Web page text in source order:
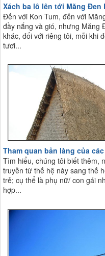
Xách ba lô lên tới Măng Đen
Đến với Kon Tum, đến với
đầy nắng và gió, nhưng Măng
khác, đối với riêng tôi, mỗi khi
tươi...
Tham quan bản làng của
Tìm hiểu, chúng tôi biết thêm,
truyền từ thế hệ này sang thế
trẻ; cụ thể là phụ nữ/ con gái
hợp...